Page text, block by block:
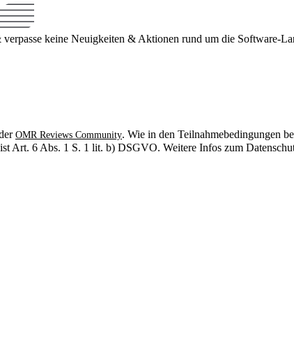
keine Neuigkeiten & Aktionen rund um die Software-
OMR Reviews Community. Wie in den Teilnahmebedingungen
Art. 6 Abs. 1 S. 1 lit. b) DSGVO. Weitere Infos zum